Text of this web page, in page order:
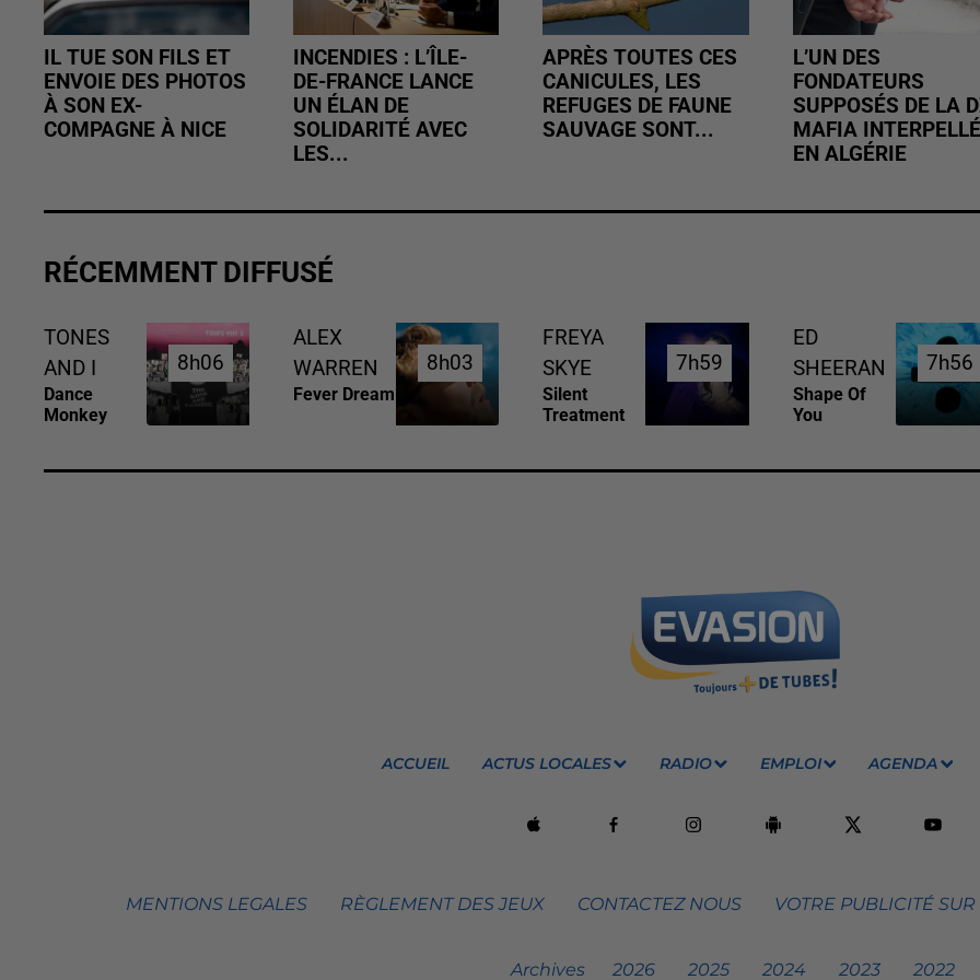
IL TUE SON FILS ET
ENVOIE DES PHOTOS
À SON EX-
COMPAGNE À NICE
INCENDIES : L’ÎLE-
DE-FRANCE LANCE
UN ÉLAN DE
SOLIDARITÉ AVEC
LES...
APRÈS TOUTES CES
CANICULES, LES
REFUGES DE FAUNE
SAUVAGE SONT...
L’UN DES
FONDATEURS
SUPPOSÉS DE LA
MAFIA INTERPELLÉ
EN ALGÉRIE
RÉCEMMENT DIFFUSÉ
TONES
AND I
Dance
Monkey
8h06
8h06
ALEX
WARREN
Fever Dream
8h03
8h03
FREYA
SKYE
Silent
Treatment
7h59
7h59
ED
SHEERAN
Shape Of
You
7h56
7h56
ACCUEIL ACTUS LOCALES RADIO EMPLOI AGENDA
MENTIONS LEGALES RÈGLEMENT DES JEUX CONTACTEZ NOUS VOTRE PUBLICITÉ
Archives 2026 2025 2024 2023 2022